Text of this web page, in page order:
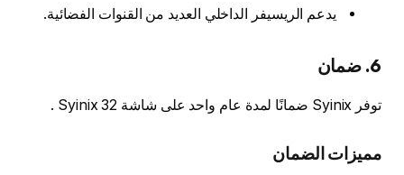
يدعم الريسيفر الداخلي العديد من القنوات الفضائية.
6. ضمان
توفر Syinix ضمانًا لمدة عام واحد على شاشة Syinix 32 .
مميزات الضمان